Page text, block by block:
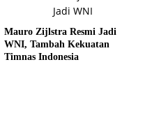
Mauro Zijlstra Resmi Jadi
WNI, Tambah Kekuatan
Timnas Indonesia